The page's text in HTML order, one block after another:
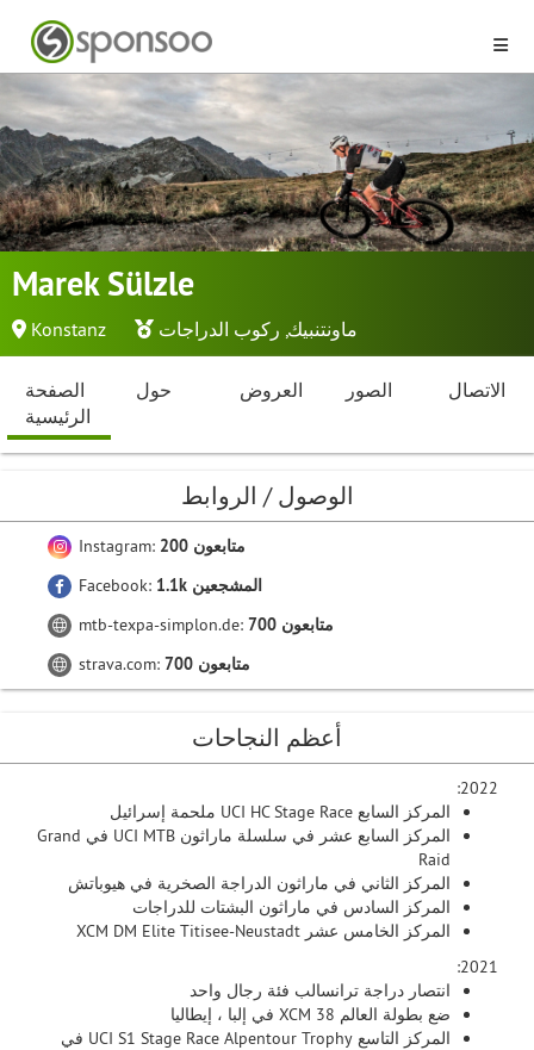
Marek Sülzle
Konstanz ماونتنبيك, ركوب الدراجات
الصفحة
الرئيسية
حول العروض الصور الاتصال
الوصول / الروابط
Instagram:
200 متابعون
Facebook:
1.1k المشجعين
mtb-texpa-simplon.de:
700 متابعون
strava.com:
700 متابعون
أعظم النجاحات
2022:
المركز السابع UCI HC Stage Race ملحمة إسرائيل
المركز السابع عشر في سلسلة ماراثون UCI MTB في Grand
Raid
المركز الثاني في ماراثون الدراجة الصخرية في هيوباتش
المركز السادس في ماراثون البشتات للدراجات
المركز الخامس عشر XCM DM Elite Titisee-Neustadt
2021:
انتصار دراجة ترانسالب فئة رجال واحد
ضع بطولة العالم 38 XCM في إلبا ، إيطاليا
المركز التاسع UCI S1 Stage Race Alpentour Trophy في